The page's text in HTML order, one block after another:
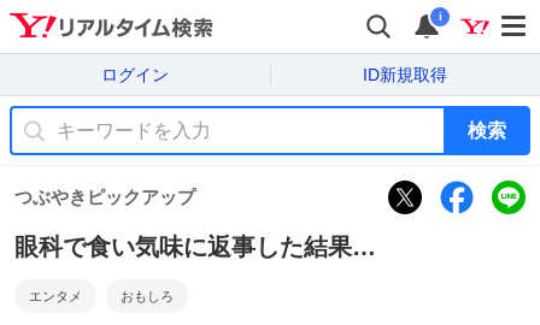
i
ログイン ID新規取得
検索
つぶやきピックアップ
眼科で食い気味に返事した結果…
エンタメ おもしろ